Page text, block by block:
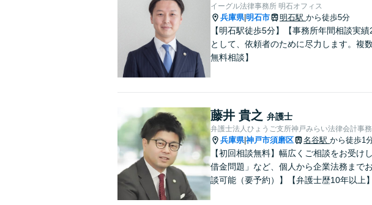
イーグル法律事務所 明石オフィス
兵庫県|明石市 明石駅 から徒歩5分
【明石駅徒歩5分】【事務所年間相談実
として、依頼者のために尽力します。複
無料相談】
藤井 貴之 弁護士
弁護士法人ひょうご支所神戸みらい法律会計事
兵庫県|神戸市須磨区 名谷駅 から徒歩1
【初回相談無料】幅広くご相談をお受
借金問題」など、個人から企業法務まで
談可能（要予約）】【弁護士歴10年以上】